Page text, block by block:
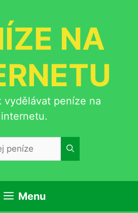
NA
vydělávat peníze na
internetu.
Menu